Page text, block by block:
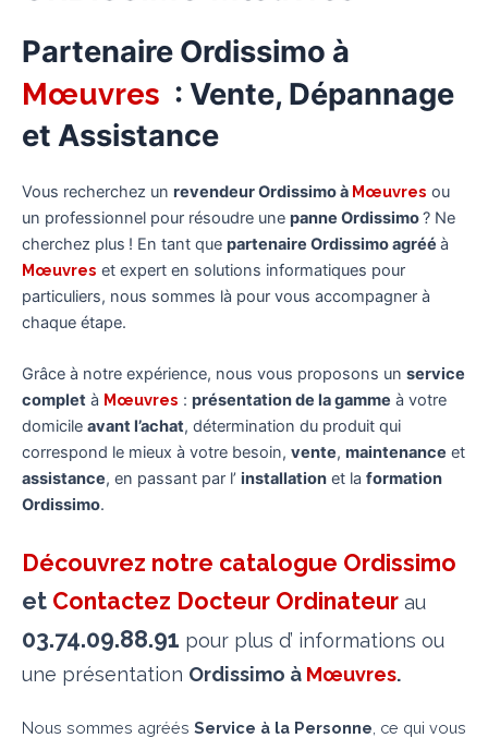
Partenaire Ordissimo à
Mœuvres : Vente, Dépannage
et Assistance
Vous recherchez un revendeur Ordissimo à Mœuvres ou
un professionnel pour résoudre une panne Ordissimo? Ne
cherchez plus ! En tant que partenaire Ordissimo agréé à
Mœuvres et expert en solutions informatiques pour
particuliers, nous sommes là pour vous accompagner à
chaque étape.
Grâce à notre expérience, nous vous proposons un service
complet à Mœuvres : présentation de la gamme à votre
domicile avant l’achat, détermination du produit qui
correspond le mieux à votre besoin, vente, maintenance et
assistance, en passant par l’ installation et la formation
Ordissimo.
Découvrez notre catalogue Ordissimo
et Contactez Docteur Ordinateur au
03.74.09.88.91 pour plus d’ informations ou
une présentation Ordissimo à Mœuvres.
Nous sommes agréés Service à la Personne , ce qui vous